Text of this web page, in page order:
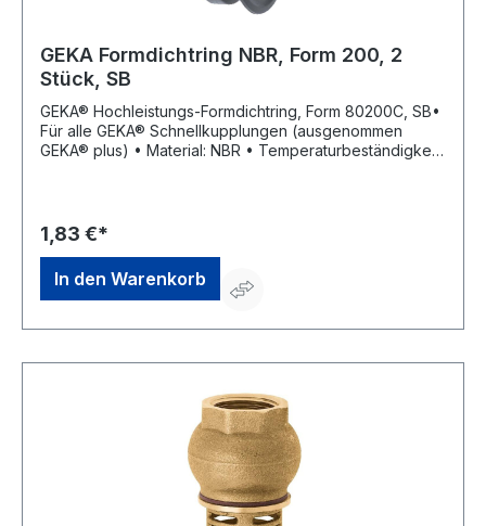
GEKA Formdichtring NBR, Form 200, 2
Stück, SB
GEKA® Hochleistungs-Formdichtring, Form 80200C, SB•
Für alle GEKA® Schnellkupplungen (ausgenommen
GEKA® plus) • Material: NBR • Temperaturbeständigkeit:
1,83 €*
In den Warenkorb